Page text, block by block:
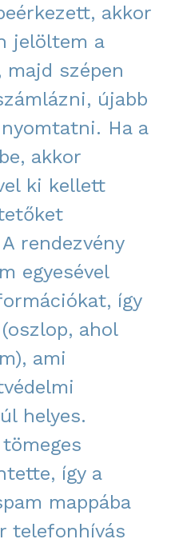
akkor
jelöltem a
majd szépen
újabb
Ha a
akkor
ki kellett
rendezvény
egyesével
így
ahol
ami
helyes.
így a
mappába
telefonhívás